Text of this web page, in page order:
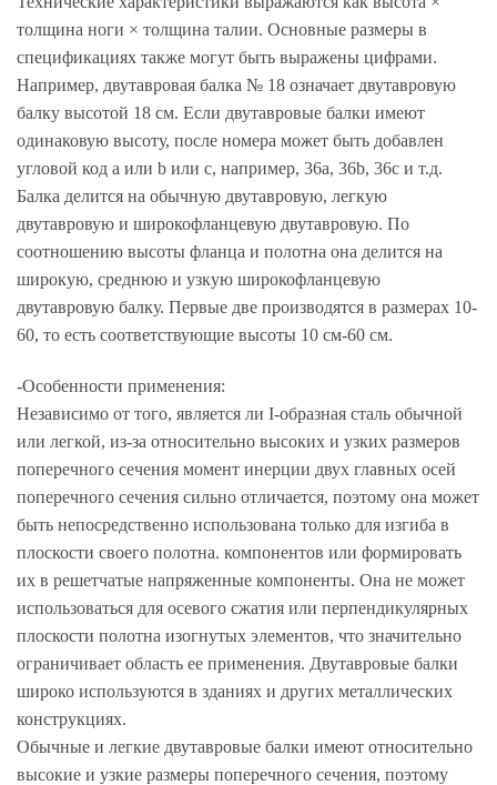
толщина ноги × толщина талии. Основные размеры в
спецификациях также могут быть выражены цифрами.
Например, двутавровая балка № 18 означает двутавровую
балку высотой 18 см. Если двутавровые балки имеют
одинаковую высоту, после номера может быть добавлен
угловой код a или b или c, например, 36a, 36b, 36c и т.д.
Балка делится на обычную двутавровую, легкую
двутавровую и широкофланцевую двутавровую. По
соотношению высоты фланца и полотна она делится на
широкую, среднюю и узкую широкофланцевую
двутавровую балку. Первые две производятся в размерах 10-
60, то есть соответствующие высоты 10 см-60 см.
-Особенности применения:
Независимо от того, является ли I-образная сталь обычной
или легкой, из-за относительно высоких и узких размеров
поперечного сечения момент инерции двух главных осей
поперечного сечения сильно отличается, поэтому она может
быть непосредственно использована только для изгиба в
плоскости своего полотна. компонентов или формировать
их в решетчатые напряженные компоненты. Она не может
использоваться для осевого сжатия или перпендикулярных
плоскости полотна изогнутых элементов, что значительно
ограничивает область ее применения. Двутавровые балки
широко используются в зданиях и других металлических
конструкциях.
Обычные и легкие двутавровые балки имеют относительно
высокие и узкие размеры поперечного сечения, поэтому